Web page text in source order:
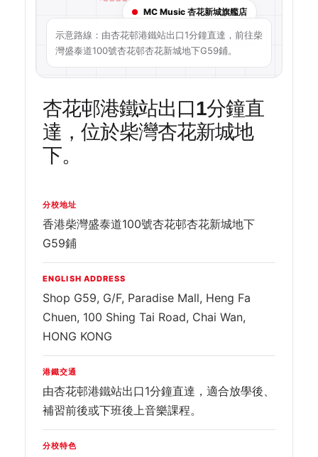
MC Music 杏花新城旗艦店
示意路線：由杏花邨港鐵站出口1分鐘直達，前往柴
灣盛泰道100號杏花邨杏花新城地下G59鋪。
杏花邨港鐵站出口1分鐘直
達，位於柴灣杏花新城地
下。
分校地址
香港柴灣盛泰道100號杏花邨杏花新城地下
G59鋪
ENGLISH ADDRESS
Shop G59, G/F, Paradise Mall, Heng Fa
Chuen, 100 Shing Tai Road, Chai Wan,
HONG KONG
港鐵交通
由杏花邨港鐵站出口1分鐘直達，適合放學後、
補習前後或下班後上音樂課程。
分校特色